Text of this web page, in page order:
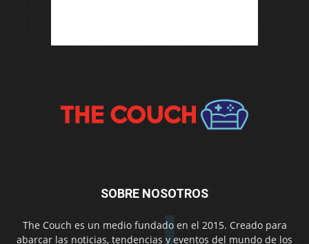
SOBRE NOSOTROS
The Couch es un medio fundado en el 2015. Creado para
abarcar las noticias, tendencias y eventos del mundo de los